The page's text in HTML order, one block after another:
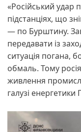
«Російський удар
підстанціях, що
— по Бурштину.
передавати із
ситуація погана,
обмаль. Тому
живлення
галузі енергетики